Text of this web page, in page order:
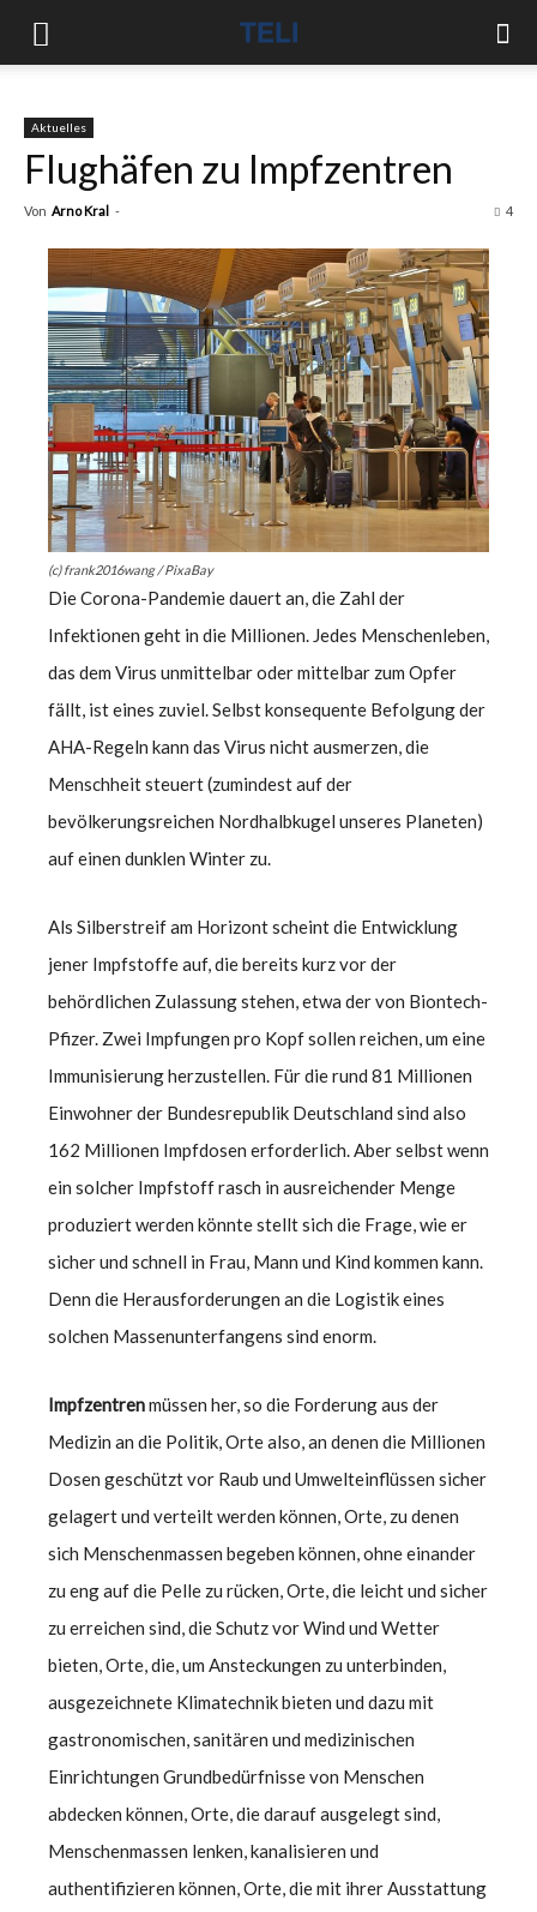
Aktuelles
Flughäfen zu Impfzentren
Von Arno Kral - 4
(c) frank2016wang / PixaBay
Die Corona-Pandemie dauert an, die Zahl der
Infektionen geht in die Millionen. Jedes Menschenleben,
das dem Virus unmittelbar oder mittelbar zum Opfer
fällt, ist eines zuviel. Selbst konsequente Befolgung der
AHA-Regeln kann das Virus nicht ausmerzen, die
Menschheit steuert (zumindest auf der
bevölkerungsreichen Nordhalbkugel unseres Planeten)
auf einen dunklen Winter zu.
Als Silberstreif am Horizont scheint die Entwicklung
jener Impfstoffe auf, die bereits kurz vor der
behördlichen Zulassung stehen, etwa der von Biontech-
Pfizer. Zwei Impfungen pro Kopf sollen reichen, um eine
Immunisierung herzustellen. Für die rund 81 Millionen
Einwohner der Bundesrepublik Deutschland sind also
162 Millionen Impfdosen erforderlich. Aber selbst wenn
ein solcher Impfstoff rasch in ausreichender Menge
produziert werden könnte stellt sich die Frage, wie er
sicher und schnell in Frau, Mann und Kind kommen kann.
Denn die Herausforderungen an die Logistik eines
solchen Massenunterfangens sind enorm.
Impfzentrenmüssen her, so die Forderung aus der
Medizin an die Politik, Orte also, an denen die Millionen
Dosen geschützt vor Raub und Umwelteinflüssen sicher
gelagert und verteilt werden können, Orte, zu denen
sich Menschenmassen begeben können, ohne einander
zu eng auf die Pelle zu rücken, Orte, die leicht und sicher
zu erreichen sind, die Schutz vor Wind und Wetter
bieten, Orte, die, um Ansteckungen zu unterbinden,
ausgezeichnete Klimatechnik bieten und dazu mit
gastronomischen, sanitären und medizinischen
Einrichtungen Grundbedürfnisse von Menschen
abdecken können, Orte, die darauf ausgelegt sind,
Menschenmassen lenken, kanalisieren und
authentifizieren können, Orte, die mit ihrer Ausstattung